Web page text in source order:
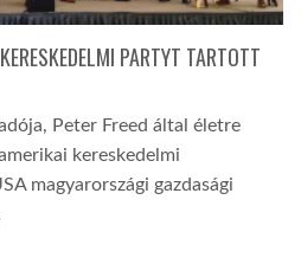
PARTYT TARTOTT
Peter Freed által életre
kereskedelmi
magyarországi gazdasági